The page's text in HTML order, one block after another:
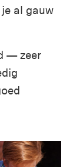
al gauw
— zeer